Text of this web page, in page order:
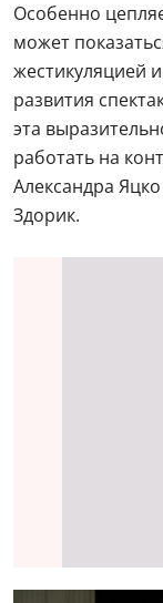
Особенно
может
жестикуляцией
развития
эта
работать на
Александра
Здорик.